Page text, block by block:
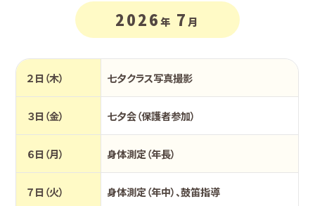
2026年 7 月
２日（木） 七夕クラス写真撮影
３日（金） 七夕会（保護者参加）
６日（月） 身体測定（年長）
７日（火） 身体測定（年中）、鼓笛指導